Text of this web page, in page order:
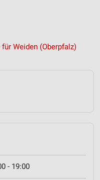
Weiden (Oberpfalz)
- 19:00